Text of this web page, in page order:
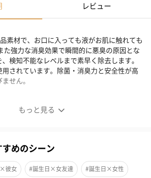
レビュー
もっと見る
素材で、お口に入っても液がお肌に触れても
た強力な消臭効果で瞬間的に悪臭の原因とな
検知不能なレベルまで素早く除去します。
されています。除菌・消臭力と安全性が高
せん。
臭スプレー
タニカルズ ボタニカル 除菌消臭スプレーは、
菌できない菌やウイルスを瞬間的に除菌・
めのシーン
彼女 #誕生日×女友達 #誕生日×女性